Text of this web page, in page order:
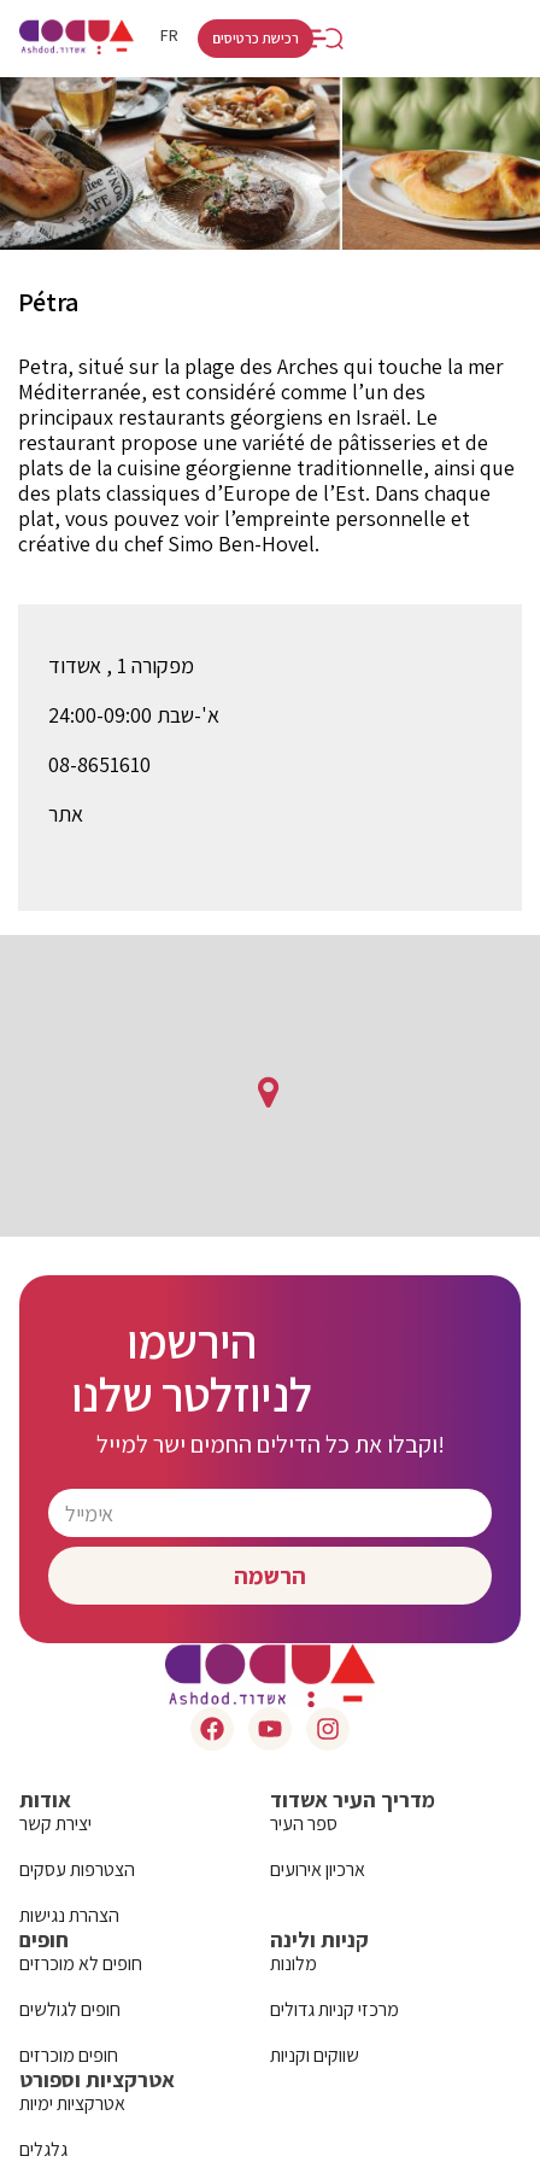
FR
HE
רכישת כרטיסים
Pétra
Petra, situé sur la plage des Arches qui touche la mer
Méditerranée, est considéré comme l’un des
principaux restaurants géorgiens en Israël. Le
restaurant propose une variété de pâtisseries et de
plats de la cuisine géorgienne traditionnelle, ainsi que
des plats classiques d’Europe de l’Est. Dans chaque
plat, vous pouvez voir l’empreinte personnelle et
créative du chef Simo Ben-Hovel.
מפקורה 1 , אשדוד
א'-שבת 24:00-09:00
08-8651610
אתר
הירשמו
לניוזלטר שלנו
וקבלו את כל הדילים החמים ישר למייל!
הרשמה
אודות
יצירת קשר
הצטרפות עסקים
הצהרת נגישות
מדריך העיר אשדוד
ספר העיר
ארכיון אירועים
חופים
חופים לא מוכרזים
חופים לגולשים
חופים מוכרזים
קניות ולינה
מלונות
מרכזי קניות גדולים
שווקים וקניות
אטרקציות וספורט
אטרקציות ימיות
גלגלים